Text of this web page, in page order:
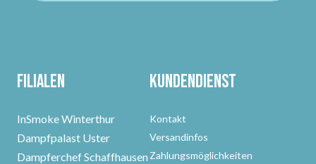
Filialen
InSmoke Winterthur
Dampfpalast Uster
Dampferchef Schaffhausen
Kundendienst
Kontakt
Versandinfos
Zahlungsmöglichkeiten